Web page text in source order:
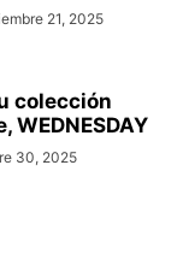
21, 2025
colección
WEDNESDAY
30, 2025